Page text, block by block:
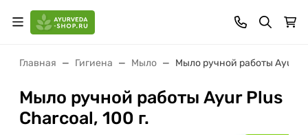
Главная Гигиена Мыло Мыло ручной работы Ayur
Мыло ручной работы Ayur Plus
Charcoal, 100 г.